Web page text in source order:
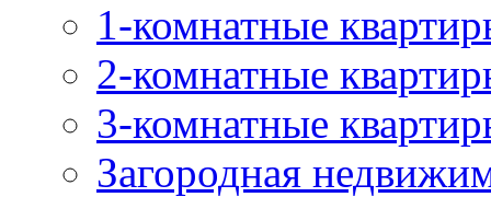
1-комнатные
2-комнатные
3-комнатные
Загородная